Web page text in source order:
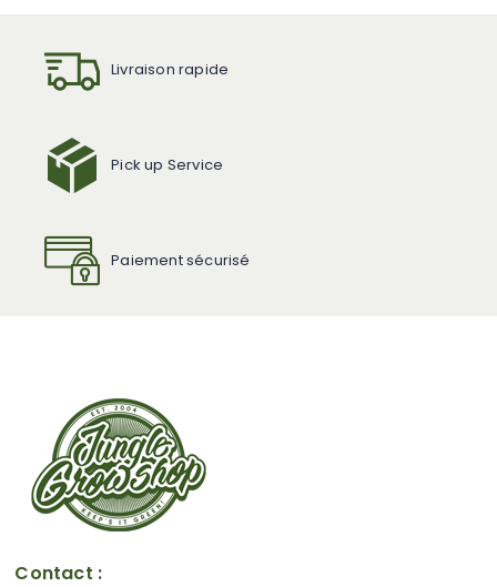
Livraison rapide
Pick up Service
Paiement sécurisé
Contact :